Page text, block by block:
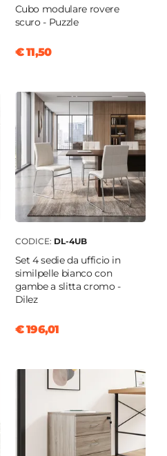
Cubo modulare rovere
scuro - Puzzle
€ 11,50
CODICE: DL-4UB
Set 4 sedie da ufficio in
similpelle bianco con
gambe a slitta cromo -
Dilez
€ 196,01